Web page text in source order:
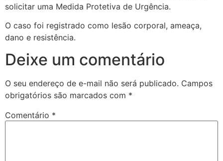
solicitar uma Medida Protetiva de Urgência.
O caso foi registrado como lesão corporal, ameaça,
dano e resistência.
Deixe um comentário
O seu endereço de e-mail não será publicado. Campos
obrigatórios são marcados com *
Comentário *